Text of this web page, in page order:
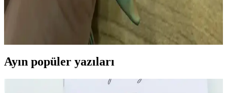
Polimer kil ile anahtarlık için sukulent yapımı, doğru boyutlandırma,
kilin yumuşaklığı, parmak izleri ve dayanıklılık gibi zorluklar içerir.
Pratik ve sabırla başarılı sonuçlar elde edilir.
Ayın popüler yazıları